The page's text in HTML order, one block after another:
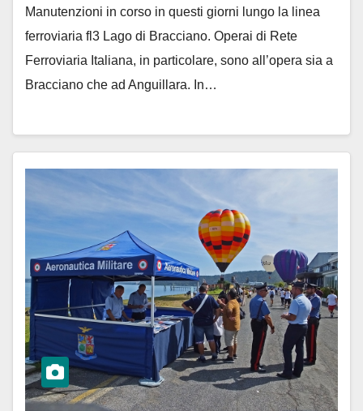
Manutenzioni in corso in questi giorni lungo la linea
ferroviaria fl3 Lago di Bracciano. Operai di Rete
Ferroviaria Italiana, in particolare, sono all’opera sia a
Bracciano che ad Anguillara. In…